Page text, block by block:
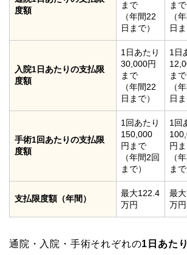
度額
まで
（年間22
日まで）
まで
（
日ま
入院1日あたりの支払限
度額
1日あたり
30,000円
まで
（年間22
日まで）
1日
まで
（
日ま
手術1回あたりの支払限
度額
1回あたり
150,000
円まで
（年間2回
まで）
1回
円
（
まで
支払限度額（年間）
最大122.4
万円
最
万円
通院・入院・手術それぞれの1日あた